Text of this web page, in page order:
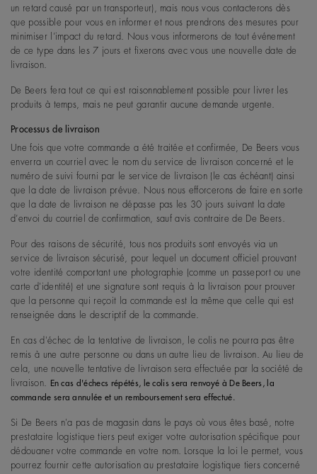
un retard causé par un transporteur), mais nous vous contacterons dès
que possible pour vous en informer et nous prendrons des mesures pour
minimiser l’impact du retard. Nous vous informerons de tout événement
de ce type dans les 7 jours et fixerons avec vous une nouvelle date de
livraison.
De Beers fera tout ce qui est raisonnablement possible pour livrer les
produits à temps, mais ne peut garantir aucune demande urgente.
Processus de livraison
Une fois que votre commande a été traitée et confirmée, De Beers vous
enverra un courriel avec le nom du service de livraison concerné et le
numéro de suivi fourni par le service de livraison (le cas échéant) ainsi
que la date de livraison prévue. Nous nous efforcerons de faire en sorte
que la date de livraison ne dépasse pas les 30 jours suivant la date
d’envoi du courriel de confirmation, sauf avis contraire de De Beers.
Pour des raisons de sécurité, tous nos produits sont envoyés via un
service de livraison sécurisé, pour lequel un document officiel prouvant
votre identité comportant une photographie (comme un passeport ou une
carte d'identité) et une signature sont requis à la livraison pour prouver
que la personne qui reçoit la commande est la même que celle qui est
renseignée dans le descriptif de la commande.
En cas d'échec de la tentative de livraison, le colis ne pourra pas être
remis à une autre personne ou dans un autre lieu de livraison. Au lieu de
cela, une nouvelle tentative de livraison sera effectuée par la société de
livraison.
En cas d'échecs répétés, le colis sera renvoyé à De Beers, la
commande sera annulée et un remboursement sera effectué.
Si De Beers n'a pas de magasin dans le pays où vous êtes basé, notre
prestataire logistique tiers peut exiger votre autorisation spécifique pour
dédouaner votre commande en votre nom. Lorsque la loi le permet, vous
pourrez fournir cette autorisation au prestataire logistique tiers concerné